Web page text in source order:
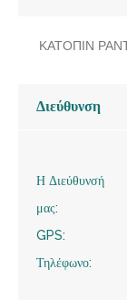
ΚΑΤΟΠΙΝ
Διεύθυνση
Η Διεύθυνσή
μας:
GPS:
Τηλέφωνο: